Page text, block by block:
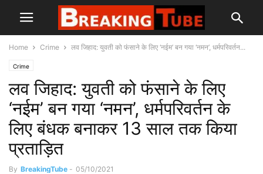
Home Crime लव जिहाद: युवती को फंसाने के लिए ‘नईम’ बन गया ‘नमन’, धर्मपरिवर्तन...
Crime
लव जिहाद: युवती को फंसाने के लिए
‘नईम’ बन गया ‘नमन’, धर्मपरिवर्तन के
लिए बंधक बनाकर 13 साल तक किया
प्रताड़ित
By BreakingTube - 05/10/2021